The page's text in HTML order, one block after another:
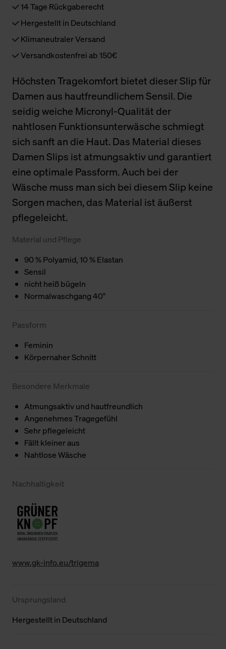
14 Tage Rückgaberecht
Hergestellt in Deutschland
Klimaneutraler Versand
Versandkostenfrei ab 150€
Höchsten Tragekomfort bietet dieser Slip für
Damen aus hautfreundlichem Sensil. Die
seidig weiche Micronyl-Qualität der
nahtlosen Funktionsunterwäsche schmiegt
sich sanft an die Haut. Das Material dieses
Damen Slips ist atmungsaktiv und garantiert
eine optimale Passform. Auch bei der
Wäsche muss man sich bei diesem Slip keine
Sorgen machen, das Material ist äußerst
pflegeleicht.
Material und Pflege
90 % Polyamid, 10 % Elastan
Sensil
nicht heiß bügeln
Normalwaschgang 40°
Passform
Feminin
Körpernaher Schnitt
Besondere Merkmale
Atmungsaktiv und hautfreundlich
Angenehmes Tragegefühl
Sehr pflegeleicht
Fällt kleiner aus
Nahtlose Wäsche
Nachhaltigkeit
www.gk-info.eu/trigema
Ursprungsland
Hergestellt in Deutschland